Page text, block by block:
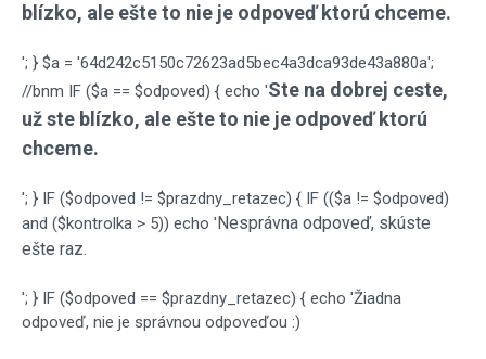
blízko, ale ešte to nie je odpoveď ktorú chceme.
'; } $a = '64d242c5150c72623ad5bec4a3dca93de43a880a';
//bnm IF ($a == $odpoved) { echo 'Ste na dobrej ceste,
už ste blízko, ale ešte to nie je odpoveď ktorú
chceme.
'; } IF ($odpoved != $prazdny_retazec) { IF (($a != $odpoved)
and ($kontrolka > 5)) echo 'Nesprávna odpoveď, skúste
ešte raz.
'; } IF ($odpoved == $prazdny_retazec) { echo 'Žiadna
odpoveď, nie je správnou odpoveďou :)